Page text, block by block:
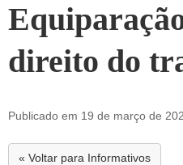
direito do
Publicado em 19 de março de
« Voltar para Informativos